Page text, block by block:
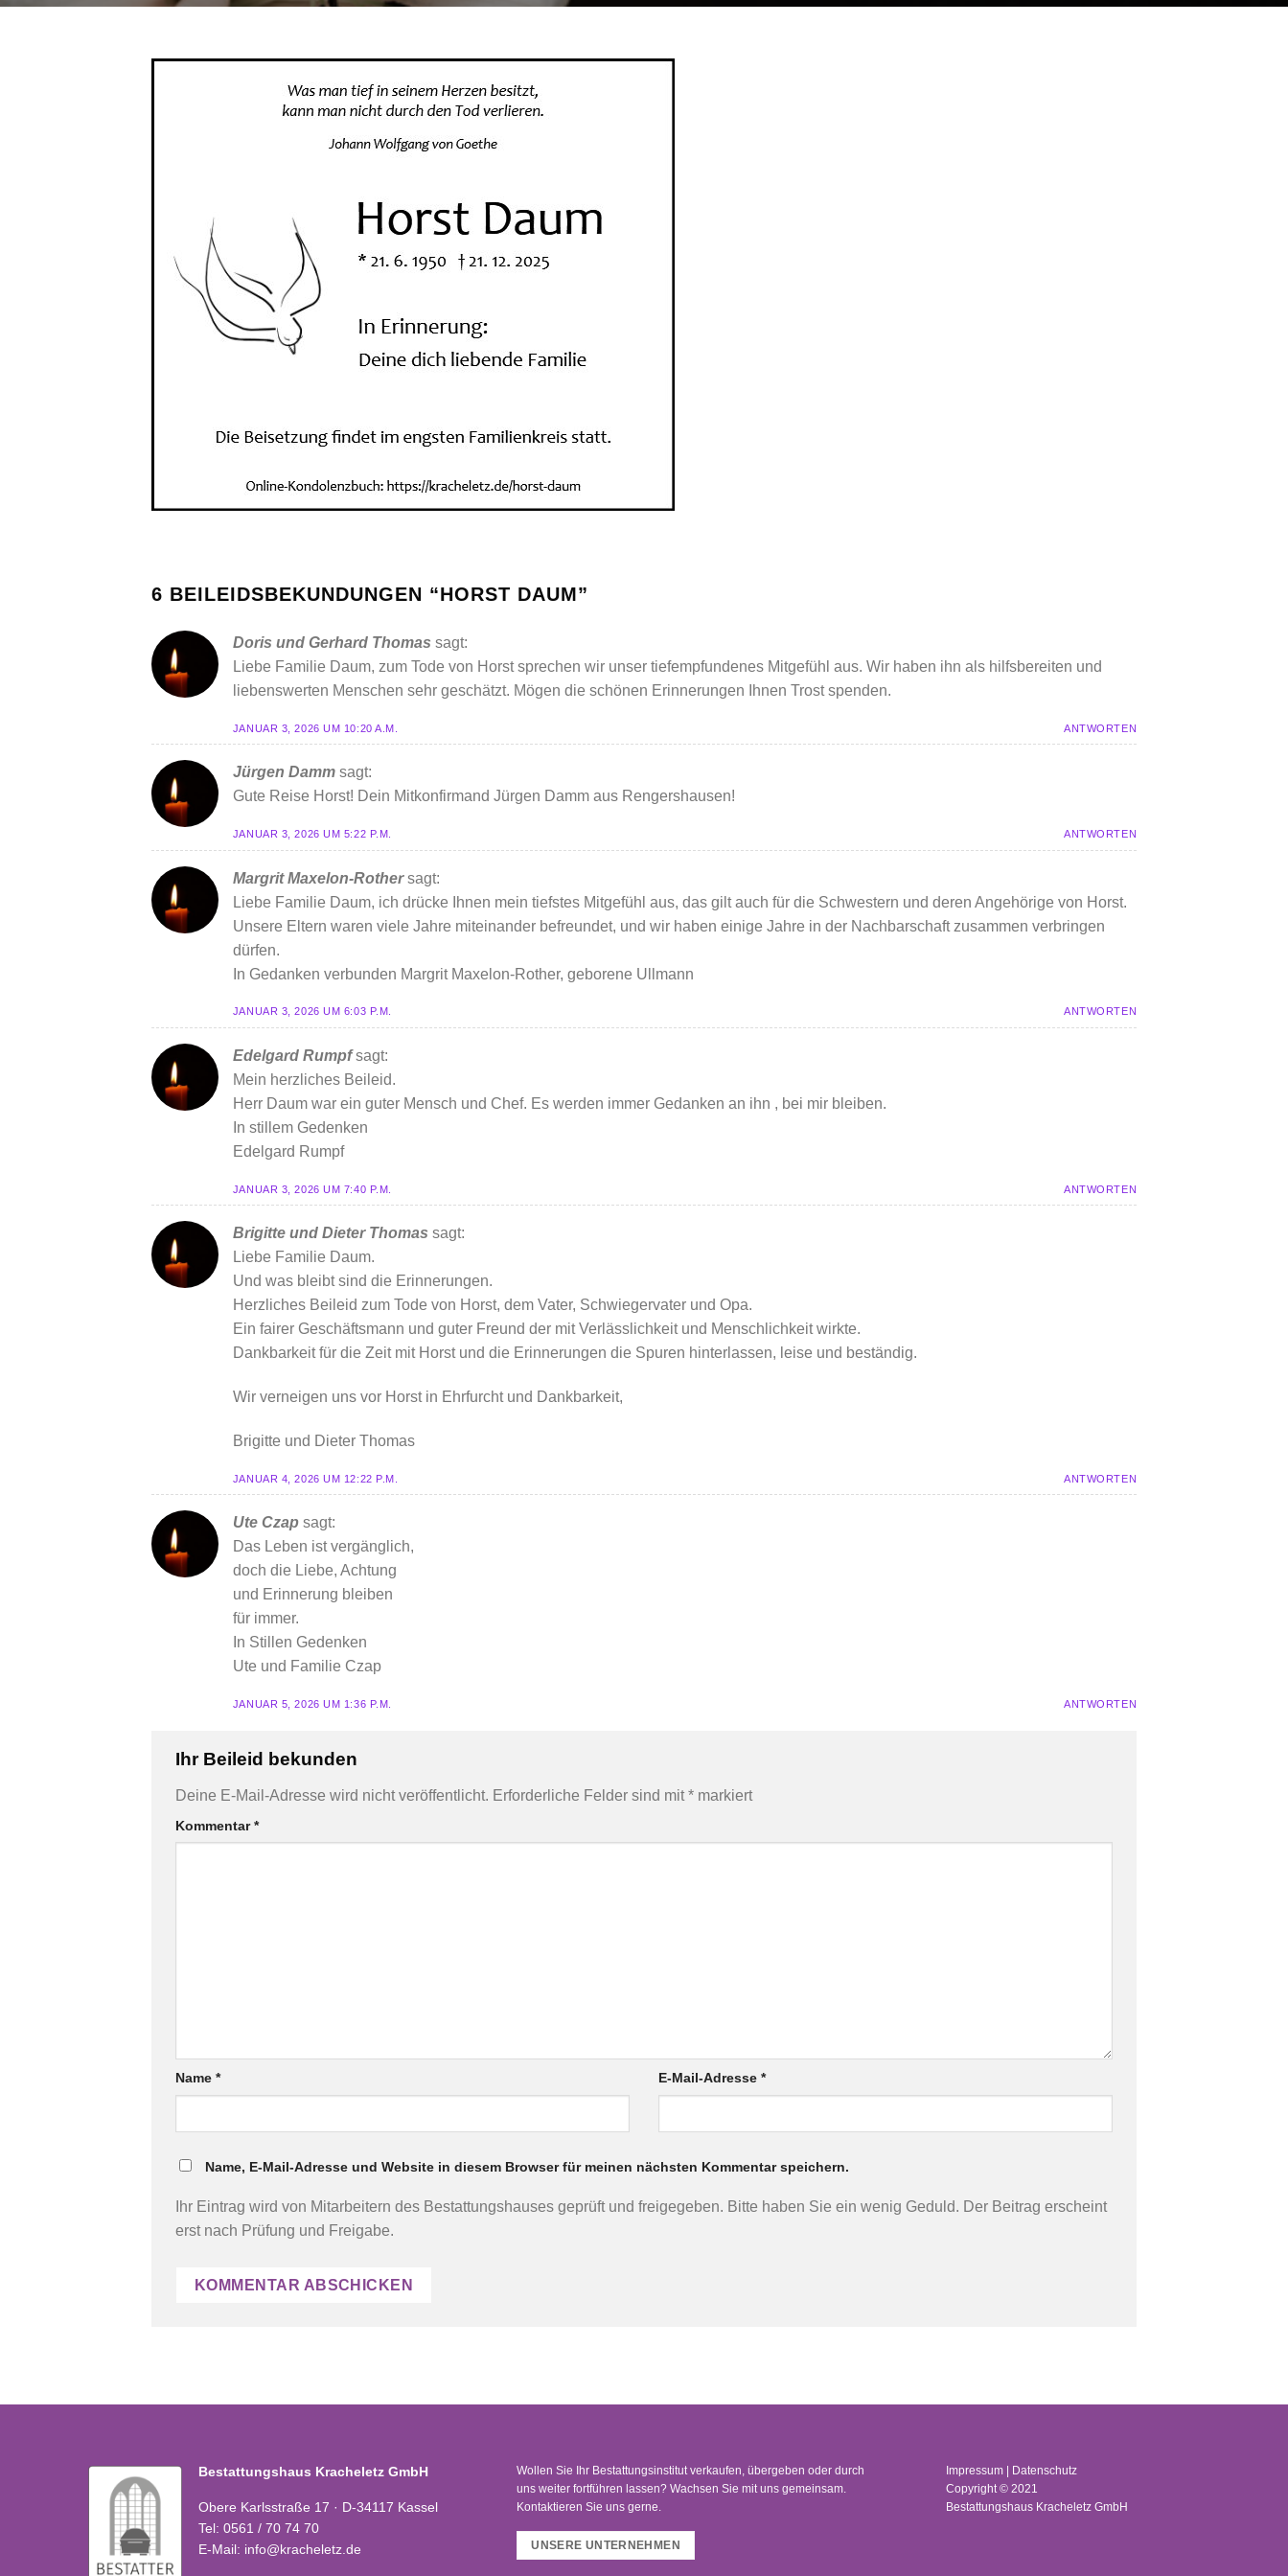
6 BEILEIDSBEKUNDUNGEN “HORST DAUM”
Doris und Gerhard Thomas sagt:
Liebe Familie Daum, zum Tode von Horst sprechen wir unser tiefempfundenes Mitgefühl aus. Wir haben ihn als hilfsbereiten und
liebenswerten Menschen sehr geschätzt. Mögen die schönen Erinnerungen Ihnen Trost spenden.
JANUAR 3, 2026 UM 10:20 A.M. ANTWORTEN
Jürgen Damm sagt:
Gute Reise Horst! Dein Mitkonfirmand Jürgen Damm aus Rengershausen!
JANUAR 3, 2026 UM 5:22 P.M. ANTWORTEN
Margrit Maxelon-Rother sagt:
Liebe Familie Daum, ich drücke Ihnen mein tiefstes Mitgefühl aus, das gilt auch für die Schwestern und deren Angehörige von Horst.
Unsere Eltern waren viele Jahre miteinander befreundet, und wir haben einige Jahre in der Nachbarschaft zusammen verbringen
dürfen.
In Gedanken verbunden Margrit Maxelon-Rother, geborene Ullmann
JANUAR 3, 2026 UM 6:03 P.M. ANTWORTEN
Edelgard Rumpf sagt:
Mein herzliches Beileid.
Herr Daum war ein guter Mensch und Chef. Es werden immer Gedanken an ihn , bei mir bleiben.
In stillem Gedenken
Edelgard Rumpf
JANUAR 3, 2026 UM 7:40 P.M. ANTWORTEN
Brigitte und Dieter Thomas sagt:
Liebe Familie Daum.
Und was bleibt sind die Erinnerungen.
Herzliches Beileid zum Tode von Horst, dem Vater, Schwiegervater und Opa.
Ein fairer Geschäftsmann und guter Freund der mit Verlässlichkeit und Menschlichkeit wirkte.
Dankbarkeit für die Zeit mit Horst und die Erinnerungen die Spuren hinterlassen, leise und beständig.
Wir verneigen uns vor Horst in Ehrfurcht und Dankbarkeit,
Brigitte und Dieter Thomas
JANUAR 4, 2026 UM 12:22 P.M. ANTWORTEN
Ute Czap sagt:
Das Leben ist vergänglich,
doch die Liebe, Achtung
und Erinnerung bleiben
für immer.
In Stillen Gedenken
Ute und Familie Czap
JANUAR 5, 2026 UM 1:36 P.M. ANTWORTEN
Ihr Beileid bekunden
Deine E-Mail-Adresse wird nicht veröffentlicht. Erforderliche Felder sind mit*markiert
Kommentar*
Name * E-Mail-Adresse *
Name, E-Mail-Adresse und Website in diesem Browser für meinen nächsten Kommentar speichern.
Ihr Eintrag wird von Mitarbeitern des Bestattungshauses geprüft und freigegeben. Bitte haben Sie ein wenig Geduld. Der Beitrag erscheint
erst nach Prüfung und Freigabe.
Bestattungshaus Kracheletz GmbH
Obere Karlsstraße 17 · D-34117 Kassel
Tel: 0561 / 70 74 70
E-Mail: info@kracheletz.de
Wollen Sie Ihr Bestattungsinstitut verkaufen, übergeben oder durch
uns weiter fortführen lassen? Wachsen Sie mit uns gemeinsam.
Kontaktieren Sie uns gerne.
UNSERE UNTERNEHMEN
Impressum | Datenschutz
Copyright © 2021
Bestattungshaus Kracheletz GmbH